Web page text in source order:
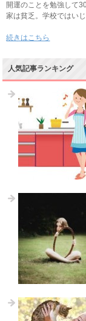
開運のことを勉強して
家は貧乏。学校ではい
続きはこちら
人気記事ランキング